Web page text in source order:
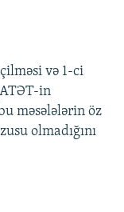
və 1-ci
in
məsələlərin öz
olmadığını